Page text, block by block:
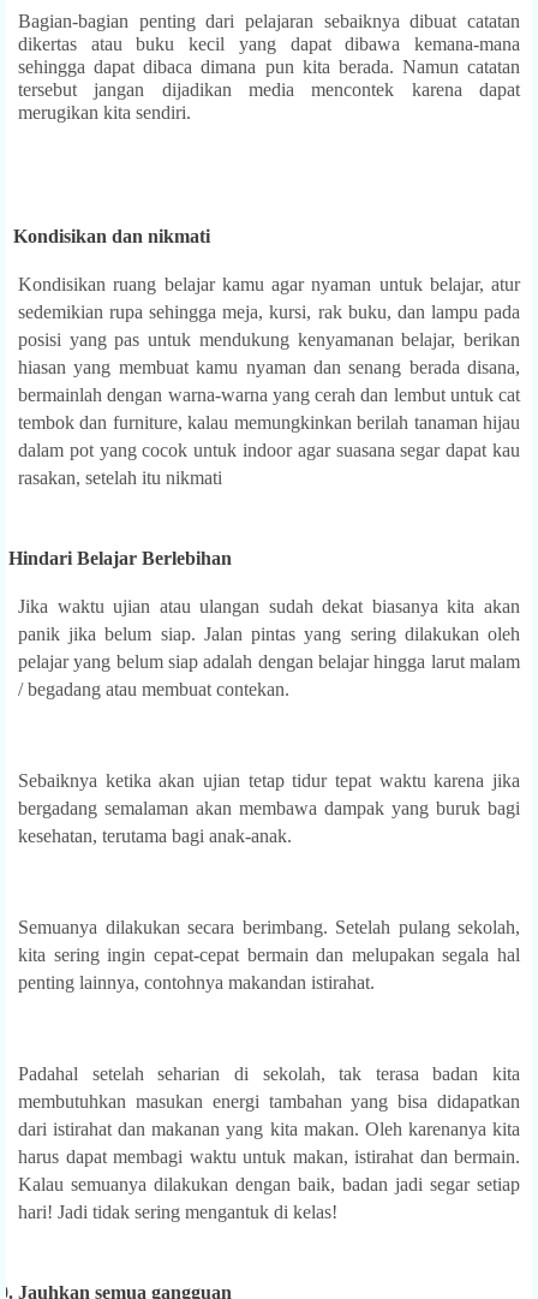
Bagian-bagian penting dari pelajaran sebaiknya dibuat catatan
dikertas atau buku kecil yang dapat dibawa kemana-mana
sehingga dapat dibaca dimana pun kita berada. Namun catatan
tersebut jangan dijadikan media mencontek karena dapat
merugikan kita sendiri.
Kondisikan dan nikmati
Kondisikan ruang belajar kamu agar nyaman untuk belajar, atur
sedemikian rupa sehingga meja, kursi, rak buku, dan lampu pada
posisi yang pas untuk mendukung kenyamanan belajar, berikan
hiasan yang membuat kamu nyaman dan senang berada disana,
bermainlah dengan warna-warna yang cerah dan lembut untuk cat
tembok dan furniture, kalau memungkinkan berilah tanaman hijau
dalam pot yang cocok untuk indoor agar suasana segar dapat kau
rasakan, setelah itu nikmati
Hindari Belajar Berlebihan
Jika waktu ujian atau ulangan sudah dekat biasanya kita akan
panik jika belum siap. Jalan pintas yang sering dilakukan oleh
pelajar yang belum siap adalah dengan belajar hingga larut malam
/ begadang atau membuat contekan.
Sebaiknya ketika akan ujian tetap tidur tepat waktu karena jika
bergadang semalaman akan membawa dampak yang buruk bagi
kesehatan, terutama bagi anak-anak.
Semuanya dilakukan secara berimbang. Setelah pulang sekolah,
kita sering ingin cepat-cepat bermain dan melupakan segala hal
penting lainnya, contohnya makandan istirahat.
Padahal setelah seharian di sekolah, tak terasa badan kita
membutuhkan masukan energi tambahan yang bisa didapatkan
dari istirahat dan makanan yang kita makan. Oleh karenanya kita
harus dapat membagi waktu untuk makan, istirahat dan bermain.
Kalau semuanya dilakukan dengan baik, badan jadi segar setiap
hari! Jadi tidak sering mengantuk di kelas!
Jauhkan semua gangguan